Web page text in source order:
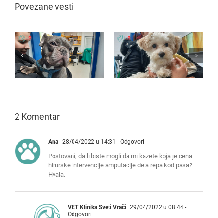
Povezane vesti
2 Komentar
Ana 28/04/2022 u 14:31 - Odgovori
Postovani, da li biste mogli da mi kazete koja je cena
hirurske intervencije amputacije dela repa kod pasa?
Hvala.
VET Klinika Sveti Vrači 29/04/2022 u 08:44 -
Odgovori